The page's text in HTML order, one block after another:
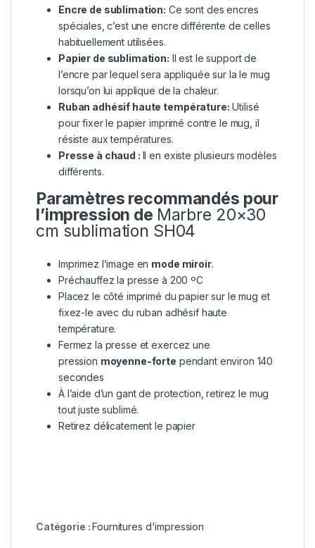
Encre de sublimation: Ce sont des encres
spéciales, c’est une encre différente de celles
habituellement utilisées.
Papier de sublimation: Il est le support de
l’encre par lequel sera appliquée sur la le mug
lorsqu’on lui applique de la chaleur.
Ruban adhésif haute température: Utilisé
pour fixer le papier imprimé contre le mug, il
résiste aux températures.
Presse à chaud : Il en existe plusieurs modèles
différents.
Paramètres recommandés pour
l’impression de Marbre 20×30
cm sublimation SH04
Imprimez l’image en mode miroir.
Préchauffez la presse à 200 ºC
Placez le côté imprimé du papier sur le mug et
fixez-le avec du ruban adhésif haute
température.
Fermez la presse et exercez une
pression moyenne-forte pendant environ 140
secondes
À l’aide d’un gant de protection, retirez le mug
tout juste sublimé.
Retirez délicatement le papier
Catégorie :Fournitures d'impression